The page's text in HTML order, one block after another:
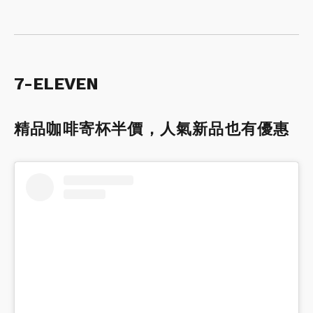
7-ELEVEN
精品咖啡寄杯半價，人氣新品也有優惠